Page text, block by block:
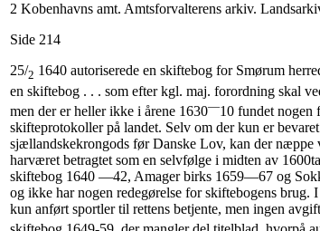
2 Kobenhavns amt. Amtsforvalterens arkiv.
Side 214
25/2 1640 autoriserede en skiftebog for Smørum
en skiftebog . . . som efter kgl. maj. forordning skal
men der er heller ikke i årene 1630—10 fundet nogen
skifteprotokoller på landet. Selv om der kun er
sjællandskekrongods før Danske Lov, kan der næppe
harværet betragtet som en selvfølge i midten av
skiftebog 1640 —42, Amager birks 1659—67 og
og ikke har nogen redegørelse for skiftebogens
kun anført sportler til rettens betjente, men ingen